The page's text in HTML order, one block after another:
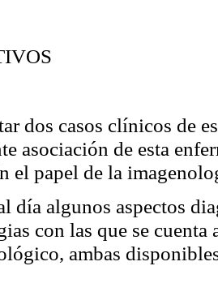
dos casos clínicos de
asociación de esta
el papel de la
día algunos aspectos
con las que se
ambas